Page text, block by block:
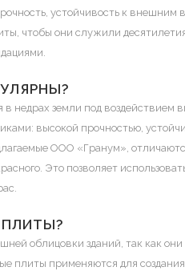
устойчивость к внешним
чтобы они служили
недрах земли под воздействием
высокой прочностью,
ООО «Гранум»,
Это позволяет
облицовки зданий, так как
плиты применяются для